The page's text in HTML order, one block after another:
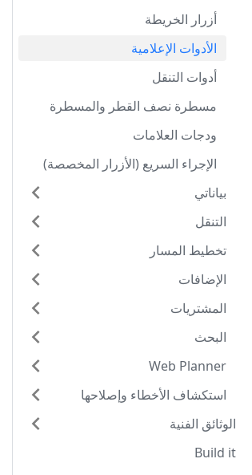
أزرار الخريطة
الأدوات الإعلامية
أدوات التنقل
مسطرة نصف القطر والمسطرة
ودجات العلامات
الإجراء السريع (الأزرار المخصصة)
بياناتي
التنقل
تخطيط المسار
الإضافات
المشتريات
البحث
Web Planner
استكشاف الأخطاء وإصلاحها
الوثائق الفنية
Build it